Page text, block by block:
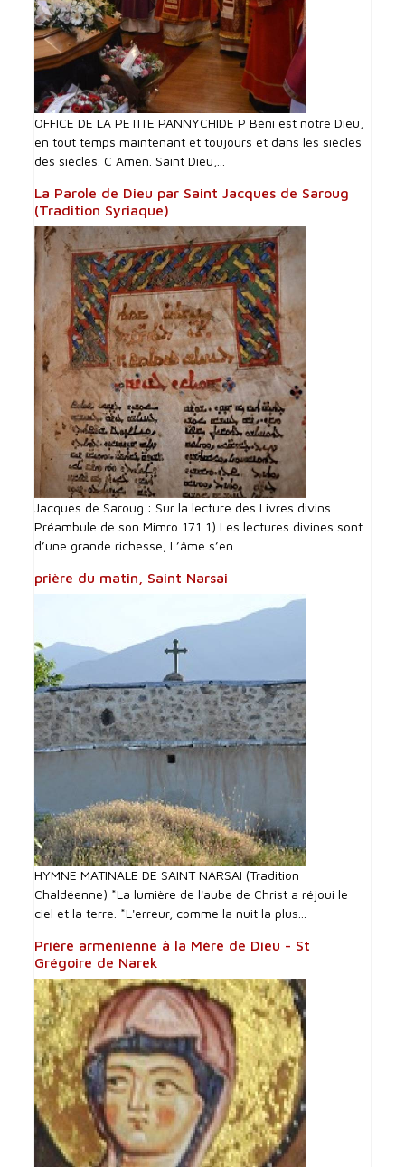
OFFICE DE LA PETITE PANNYCHIDE P Béni est notre Dieu,
en tout temps maintenant et toujours et dans les siècles
des siècles. C Amen. Saint Dieu,...
La Parole de Dieu par Saint Jacques de Saroug
(Tradition Syriaque)
Jacques de Saroug : Sur la lecture des Livres divins
Préambule de son Mimro 171 1) Les lectures divines sont
d’une grande richesse, L’âme s’en...
prière du matin, Saint Narsai
HYMNE MATINALE DE SAINT NARSAI (Tradition
Chaldéenne) *La lumière de l'aube de Christ a réjoui le
ciel et la terre. *L'erreur, comme la nuit la plus...
Prière arménienne à la Mère de Dieu - St
Grégoire de Narek